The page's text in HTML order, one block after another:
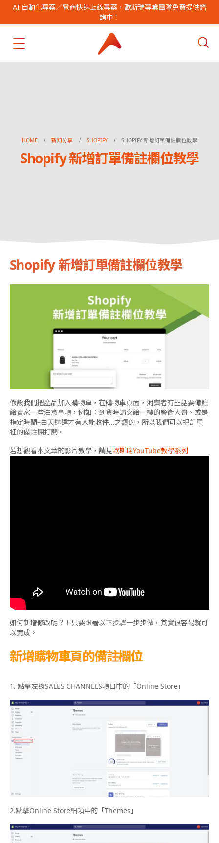
AI 自動化專案／電商快速上線專案，歐斯瑞專業團隊免費提供諮
詢中！
HOME 新知分享 SHOPIFY SHOPIFY 新增訂單備註欄位教學
Shopify 新增訂單備註欄位教學
Shopify 新增訂單備註欄位教學
假設我們把產品加入購物車，在購物車頁面，消費者有些話要備註
給賣家一些注意事項，例如：到貨時請交給一樓的警衛大哥、或是
指定時間–白天送達才有人能收件…之類的，所以我們可以把訂單
裡的備註欄打開。
若想觀看本文章的影片教學，請見歐斯瑞YouTube教學系列
如何新增修改呢？！只要跟著以下步驟一步步做，其實很容易就可
以完成。
新增購物車頁的備註欄位
1. 點擊左邊SALES CHANNELS項目中的「Online Store 」
2.點擊Online Store細項中的「Themes 」